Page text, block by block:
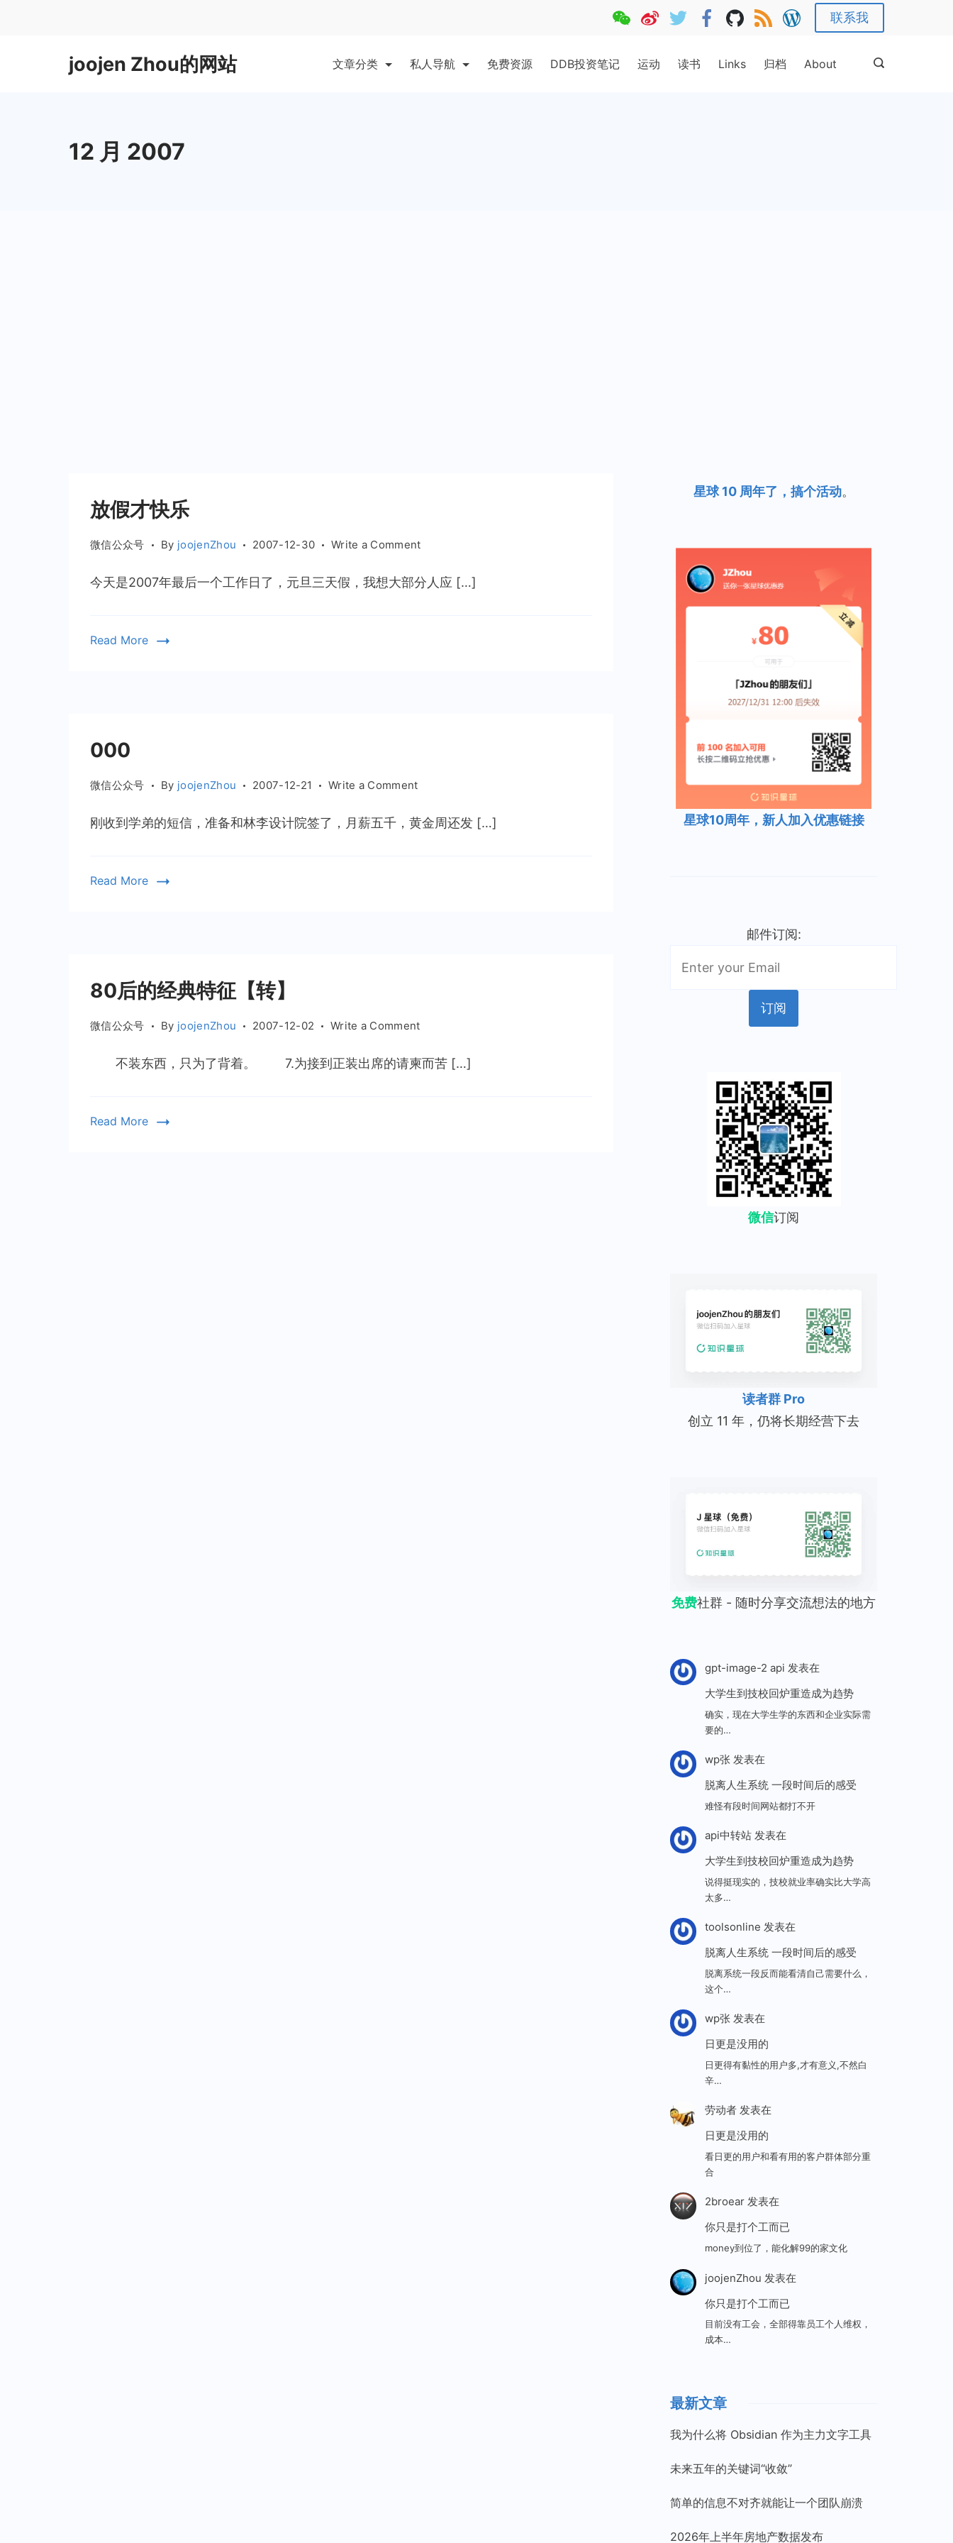
联系我
joojen Zhou的网站 文章分类 私人导航 免费资源 DDB投资笔记 运动 读书 Links 归档 About
12 月 2007
放假才快乐
微信公众号 By joojenZhou 2007-12-30 Write a Commenton
假
今天是2007年最后一个工作日了，元旦三天假，我想大部分人应 […]
Read More
000
微信公众号 By joojenZhou 2007-12-21 Write a Commenton
刚收到学弟的短信，准备和林李设计院签了，月薪五千，黄金周还发 […]
Read More
80后的经典特征【转】
微信公众号 By joojenZhou 2007-12-02 Write a Commenton
后
不装东西，只为了背着。 7.为接到正装出席的请柬而苦 […]
Read More
星球 10 周年了，搞个活动。
星球10周年，新人加入优惠链接
邮件订阅:
微信订阅
读者群 Pro
创立 11 年，仍将长期经营下去
免费社群 - 随时分享交流想法的地方
gpt-image-2 api 发表在
大学生到技校回炉重造成为趋势
确实，现在大学生学的东西和企业实际需
要的…
wp张发表在
脱离人生系统 一段时间后的感受
难怪有段时间网站都打不开
api中转站发表在
大学生到技校回炉重造成为趋势
说得挺现实的，技校就业率确实比大学高
太多…
toolsonline 发表在
脱离人生系统 一段时间后的感受
脱离系统一段反而能看清自己需要什么，
这个…
wp张发表在
日更是没用的
日更得有黏性的用户多,才有意义,不然白
辛…
劳动者发表在
日更是没用的
看日更的用户和看有用的客户群体部分重
合
2broear发表在
你只是打个工而已
money到位了，能化解99的家文化
joojenZhou 发表在
你只是打个工而已
目前没有工会，全部得靠员工个人维权，
成本…
最新文章
我为什么将 Obsidian 作为主力文字工具
未来五年的关键词“收敛”
简单的信息不对齐就能让一个团队崩溃
2026年上半年房地产数据发布